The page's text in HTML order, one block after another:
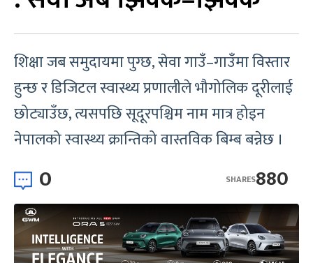
शिक्षा जब समुदायमा पुग्छ, सेवा गाउँ–गाउँमा विस्तार
हुन्छ र डिजिटल स्वास्थ्य प्रणालीले भौगोलिक दूरीलाई
छोट्याउँछ, त्यसपछि सूदूरपश्चिम नाम मात्र होइन
नेपालको स्वास्थ्य क्रान्तिको वास्तविक बिम्ब बन्नेछ ।
0 880
SHARES